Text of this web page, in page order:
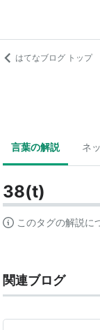
はてなブログ トップ
言葉の解説 ネ
38(t)
このタグの解説に
関連ブログ